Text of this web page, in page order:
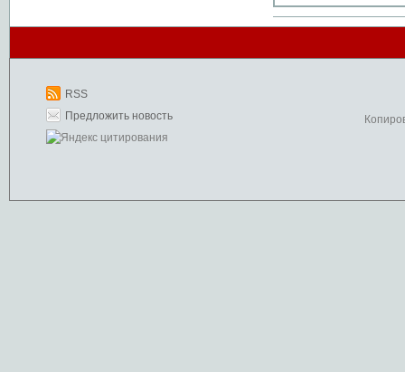
RSS
Предложить новость